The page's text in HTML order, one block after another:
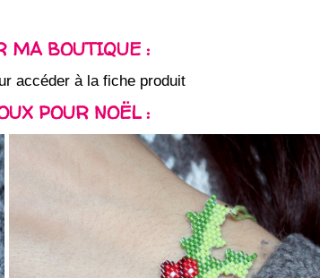
MA BOUTIQUE :
accéder à la fiche produit
POUR NOËL :